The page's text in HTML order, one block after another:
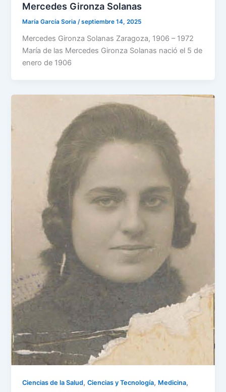
Mercedes Gironza Solanas
María García Soria/septiembre 14, 2025
Mercedes Gironza Solanas Zaragoza, 1906 – 1972
María de las Mercedes Gironza Solanas nació el 5 de
enero de 1906
Ciencias de la Salud,Ciencias y Tecnología, Medicina,